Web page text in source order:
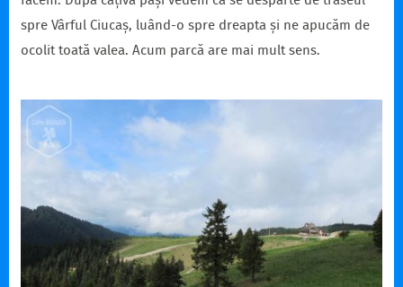
spre Vârful Ciucaș, luând-o spre dreapta și ne apucăm de
ocolit toată valea. Acum parcă are mai mult sens.